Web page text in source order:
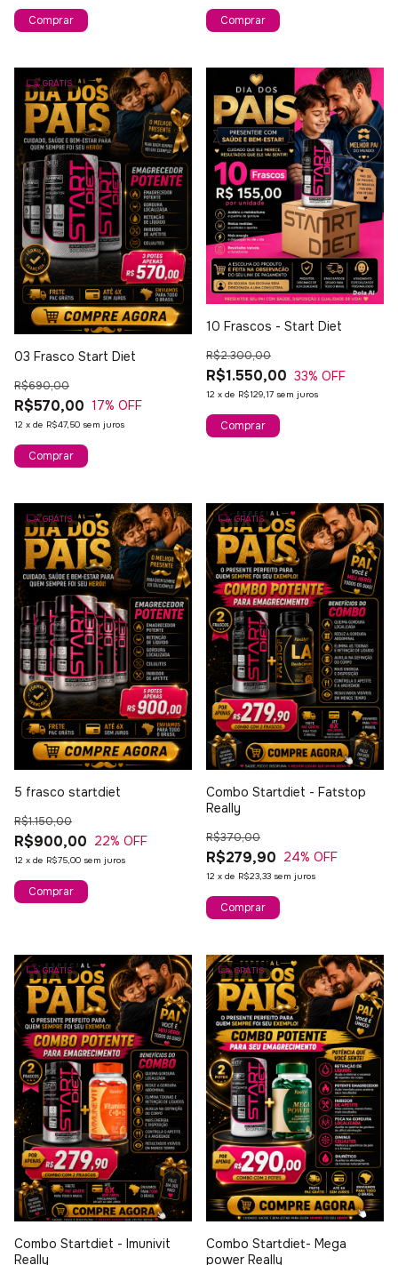
GRÁTIS
03 Frasco Start Diet
R$570,00
R$690,00
17% OFF
12 x de R$47,50 sem juros
10 Frascos - Start Diet
R$1.550,00
R$2.300,00
33% OFF
12 x de R$129,17 sem juros
GRÁTIS
5 frasco startdiet
R$900,00
R$1.150,00
22% OFF
12 x de R$75,00 sem juros
GRÁTIS
Combo Startdiet - Fatstop
Really
R$279,90
R$370,00
24% OFF
12 x de R$23,33 sem juros
GRÁTIS
Combo Startdiet - Imunivit
Really
GRÁTIS
Combo Startdiet- Mega
power Really